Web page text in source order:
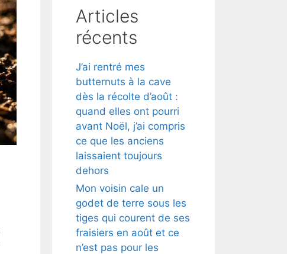
Articles
récents
J’ai rentré mes
butternuts à la cave
dès la récolte d’août :
quand elles ont pourri
avant Noël, j’ai compris
ce que les anciens
laissaient toujours
dehors
Mon voisin cale un
godet de terre sous les
tiges qui courent de ses
fraisiers en août et ce
n’est pas pour les